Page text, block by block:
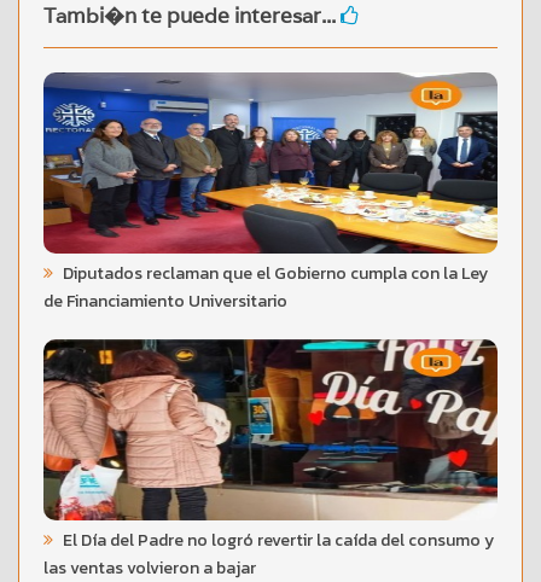
Tambi�n te puede interesar...
Diputados reclaman que el Gobierno cumpla con la Ley
de Financiamiento Universitario
El Día del Padre no logró revertir la caída del consumo y
las ventas volvieron a bajar